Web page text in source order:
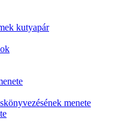
kutyapár
menete